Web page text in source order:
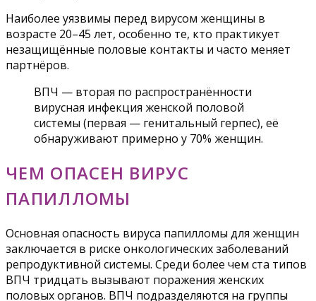
Наиболее уязвимы перед вирусом женщины в
возрасте 20–45 лет, особенно те, кто практикует
незащищённые половые контакты и часто меняет
партнёров.
ВПЧ — вторая по распространённости
вирусная инфекция женской половой
системы (первая — генитальный герпес), её
обнаруживают примерно у 70% женщин.
ЧЕМ ОПАСЕН ВИРУС
ПАПИЛЛОМЫ
Основная опасность вируса папилломы для женщин
заключается в риске онкологических заболеваний
репродуктивной системы. Среди более чем ста типов
ВПЧ тридцать вызывают поражения женских
половых органов. ВПЧ подразделяются на группы